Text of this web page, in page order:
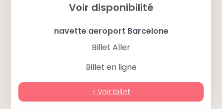
Voir disponibilité
navette aeroport Barcelone
Billet Aller
Billet en ligne
> Voir billet